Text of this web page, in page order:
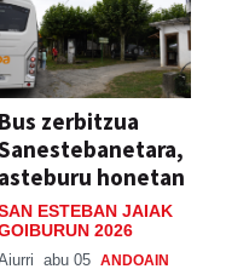
Bus zerbitzua
asteburu honetan
ESTEBAN JAIAK
2026
abu 05 ANDOAIN